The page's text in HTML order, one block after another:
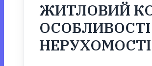
ЖИТЛОВИЙ
НЕРУХОМОСТІ